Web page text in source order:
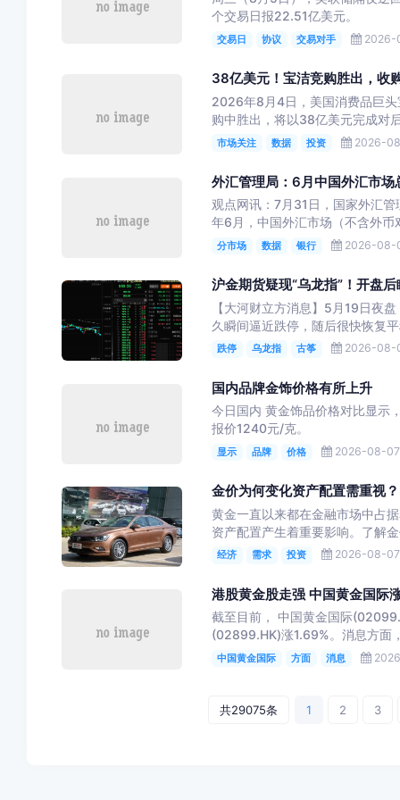
个交易日报22.51亿美元。
交易日 协议 交易对手 2026-
38亿美元！宝洁竞购胜出，收
2026年8月4日，美国消费品巨
购中胜出，将以38亿美元完成对
市场关注 数据 投资 2026-
外汇管理局：6月中国外汇市
观点网讯：7月31日，国家外汇
年6月，中国外汇市场（不含外
分市场 数据 银行 2026-08-
沪金期货疑现“乌龙指”！开盘
【大河财立方消息】5月19日夜
久瞬间逼近跌停，随后很快恢复
跌停 乌龙指 古筝 2026-08-
国内品牌金饰价格有所上升
今日国内 黄金饰品价格对比显示
报价1240元/克。
显示 品牌 价格 2026-08-
金价为何变化资产配置需重视？
黄金一直以来都在金融市场中占
资产配置产生着重要影响。了解
经济 需求 投资 2026-08-
港股黄金股走强 中国黄金国际
截至目前， 中国黄金国际
(02899.HK)涨1.69%。消息方面
中国黄金国际 方面 消息
共29075条 1 2 3